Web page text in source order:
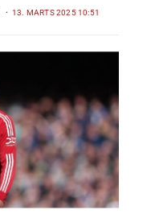
13. MARTS 2025 10:51